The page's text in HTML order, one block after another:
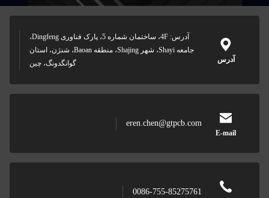
آدرس
آدرس: 4F، ساختمان شماره 5، پارک فناوری Dingfeng،
جامعه Shayi، شهر Shajing، منطقه Baoan، شنژن، استان
گوانگدونگ، چین
E-mail
eren.chen@gtpcb.com
0086-755-85275761